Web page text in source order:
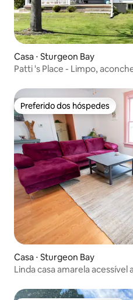
Casa ⋅ Sturgeon Bay
Patti 's Place - Limpo,
Preferido dos hóspedes
Preferido dos hóspedes
Casa ⋅ Sturgeon Bay
Linda casa amarela